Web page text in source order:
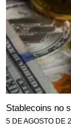
Stablecoins no
5 DE AGOSTO DE